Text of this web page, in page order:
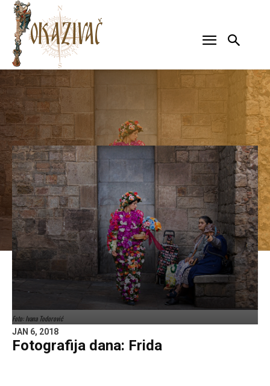
Foto: Ivana Todorović
JAN 6, 2018
Fotografija dana: Frida